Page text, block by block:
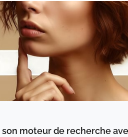
moteur de recherche